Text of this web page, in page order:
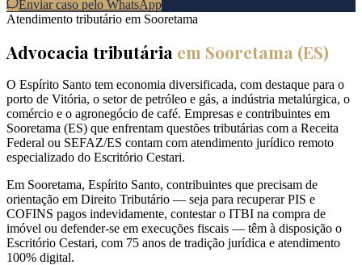
Enviar caso pelo WhatsApp
Atendimento tributário em Sooretama
Advocacia tributária em Sooretama (ES)
O Espírito Santo tem economia diversificada, com destaque para o
porto de Vitória, o setor de petróleo e gás, a indústria metalúrgica, o
comércio e o agronegócio de café. Empresas e contribuintes em
Sooretama (ES) que enfrentam questões tributárias com a Receita
Federal ou SEFAZ/ES contam com atendimento jurídico remoto
especializado do Escritório Cestari.
Em Sooretama, Espírito Santo, contribuintes que precisam de
orientação em Direito Tributário — seja para recuperar PIS e
COFINS pagos indevidamente, contestar o ITBI na compra de
imóvel ou defender-se em execuções fiscais — têm à disposição o
Escritório Cestari, com 75 anos de tradição jurídica e atendimento
100% digital.